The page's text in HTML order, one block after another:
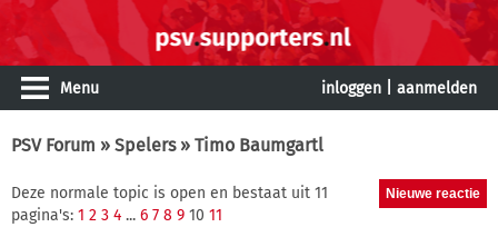
Menu inloggen aanmelden
PSV Forum » Spelers» Timo Baumgartl
Deze normale topic is open en bestaat uit 11
pagina's: 1 2 3 4 ... 6 7 8 9 10 11